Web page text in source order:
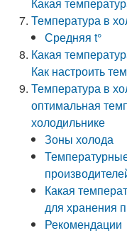
Температура в
Средняя t°
Какая
Как настроить
Температура в
оптимальная
холодильнике
Зоны холода
Какая
для хранения
Рекомендации